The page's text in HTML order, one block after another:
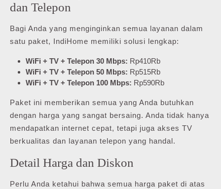
dan Telepon
Bagi Anda yang menginginkan semua layanan dalam
satu paket, IndiHome memiliki solusi lengkap:
WiFi + TV + Telepon 30 Mbps: Rp410Rb
WiFi + TV + Telepon 50 Mbps: Rp515Rb
WiFi + TV + Telepon 100 Mbps: Rp590Rb
Paket ini memberikan semua yang Anda butuhkan
dengan harga yang sangat bersaing. Anda tidak hanya
mendapatkan internet cepat, tetapi juga akses TV
berkualitas dan layanan telepon yang handal.
Detail Harga dan Diskon
Perlu Anda ketahui bahwa semua harga paket di atas